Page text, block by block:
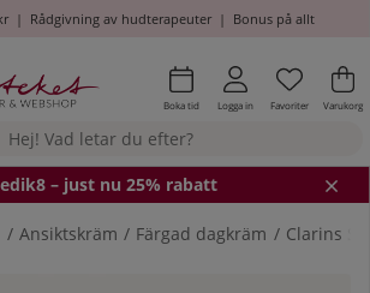
| Rådgivning av hudterapeuter| Bonus på allt
Boka tid Logga in Antal i
.
Favoriter .
Varukorg
– just nu 25% rabatt
Ansiktskräm Färgad dagkräm Clarins